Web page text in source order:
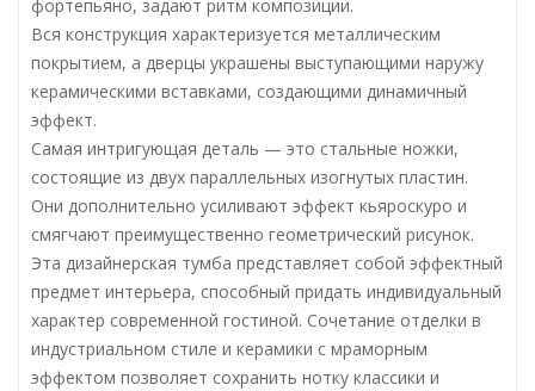
фортепьяно, задают ритм композиции.
Вся конструкция характеризуется металлическим
покрытием, а дверцы украшены выступающими наружу
керамическими вставками, создающими динамичный
эффект.
Самая интригующая деталь — это стальные ножки,
состоящие из двух параллельных изогнутых пластин.
Они дополнительно усиливают эффект кьяроскуро и
смягчают преимущественно геометрический рисунок.
Эта дизайнерская тумба представляет собой эффектный
предмет интерьера, способный придать индивидуальный
характер современной гостиной. Сочетание отделки в
индустриальном стиле и керамики с мраморным
эффектом позволяет сохранить нотку классики и